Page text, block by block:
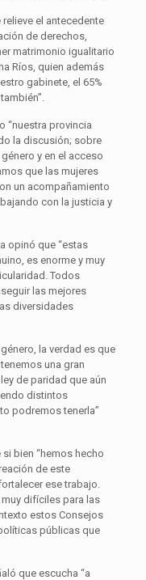
el antecedente
de derechos,
matrimonio igualitario
Ríos, quien además
gabinete, el 65%
“nuestra provincia
la discusión; sobre
y en el acceso
que las mujeres
un acompañamiento
con la justicia y
opinó que “estas
es enorme y muy
Todos
las mejores
diversidades
la verdad es que
una gran
de paridad que aún
distintos
podremos tenerla”
bien “hemos hecho
de este
ese trabajo.
difíciles para las
estos Consejos
públicas que
que escucha “a